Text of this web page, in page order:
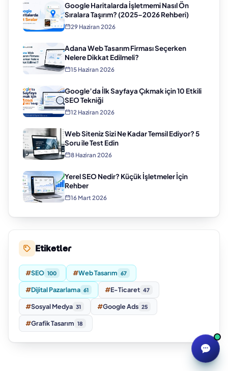
Google Haritalarda İşletmemi Nasıl Ön
Sıralara Taşırım? (2025–2026 Rehberi)
29 Haziran 2026
Adana Web Tasarım Firması Seçerken
Nelere Dikkat Edilmeli?
15 Haziran 2026
Google’da İlk Sayfaya Çıkmak için 10 Etkili
SEO Tekniği
12 Haziran 2026
Web Siteniz Sizi Ne Kadar Temsil Ediyor? 5
Soru ile Test Edin
8 Haziran 2026
Yerel SEO Nedir? Küçük İşletmeler İçin
Rehber
16 Mart 2026
Etiketler
#SEO 100 #Web Tasarım 67
#Dijital Pazarlama 61 #E-Ticaret 47
#Sosyal Medya 31 #Google Ads 25
#Grafik Tasarım 18